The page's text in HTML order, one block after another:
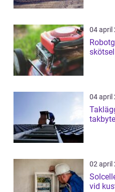
04 april
04 april
02 april
Solceller i
vid